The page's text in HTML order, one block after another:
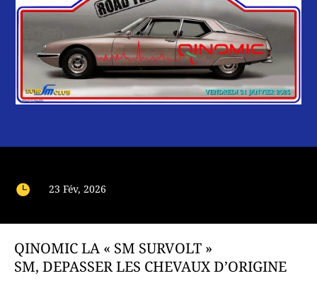
 23 Fév, 2026
QINOMIC LA « SM SURVOLT »
SM, DEPASSER LES CHEVAUX D’ORIGINE